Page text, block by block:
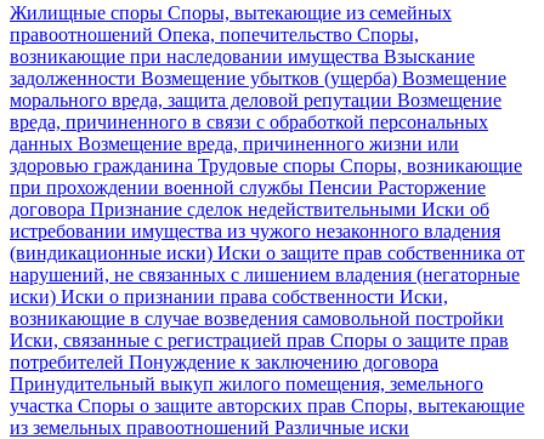
Жилищные споры Споры, вытекающие из семейных
правоотношений Опека, попечительство Споры,
возникающие при наследовании имущества Взыскание
задолженности Возмещение убытков (ущерба) Возмещение
морального вреда, защита деловой репутации Возмещение
вреда, причиненного в связи с обработкой персональных
данных Возмещение вреда, причиненного жизни или
здоровью гражданина Трудовые споры Споры, возникающие
при прохождении военной службы Пенсии Расторжение
договора Признание сделок недействительными Иски об
истребовании имущества из чужого незаконного владения
(виндикационные иски) Иски о защите прав собственника от
нарушений, не связанных с лишением владения (негаторные
иски) Иски о признании права собственности Иски,
возникающие в случае возведения самовольной постройки
Иски, связанные с регистрацией прав Споры о защите прав
потребителей Понуждение к заключению договора
Принудительный выкуп жилого помещения, земельного
участка Споры о защите авторских прав Споры, вытекающие
из земельных правоотношений Различные иски